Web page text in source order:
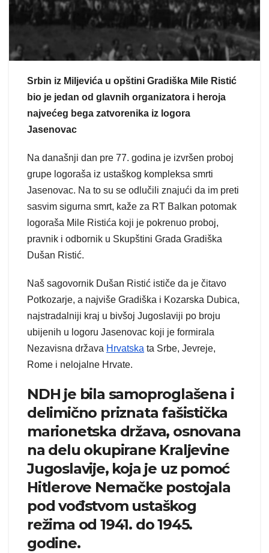
Srbin iz Miljevića u opštini Gradiška Mile Ristić
bio je jedan od glavnih organizatora i heroja
najvećeg bega zatvorenika iz logora
Jasenovac
Na današnji dan pre 77. godina je izvršen proboj
grupe logoraša iz ustaškog kompleksa smrti
Jasenovac. Na to su se odlučili znajući da im preti
sasvim sigurna smrt, kaže za RT Balkan potomak
logoraša Mile Ristića koji je pokrenuo proboj,
pravnik i odbornik u Skupštini Grada Gradiška
Dušan Ristić.
Naš sagovornik Dušan Ristić ističe da je čitavo
Potkozarje, a najviše Gradiška i Kozarska Dubica,
najstradalniji kraj u bivšoj Jugoslaviji po broju
ubijenih u logoru Jasenovac koji je formirala
Nezavisna država Hrvatska ta Srbe, Jevreje,
Rome i nelojalne Hrvate.
NDH je bila samoproglašena i
delimično priznata fašistička
marionetska država, osnovana
na delu okupirane Kraljevine
Jugoslavije, koja je uz pomoć
Hitlerove Nemačke postojala
pod vođstvom ustaškog
režima od 1941. do 1945.
godine.